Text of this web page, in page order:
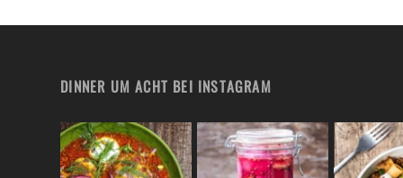
DINNER UM ACHT BEI INSTAGRAM